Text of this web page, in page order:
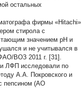
остальных
фирмы «Hitachi»
стирола с
значением рН и
и не учитывался в
ВОЗ 2011 г. [31].
и ЛФП исследовали по
А.А. Покровского и
пепсином (АО